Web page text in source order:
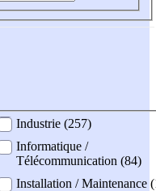
Industrie (257)
Informatique /
Télécommunication (84)
Installation / Maintenance